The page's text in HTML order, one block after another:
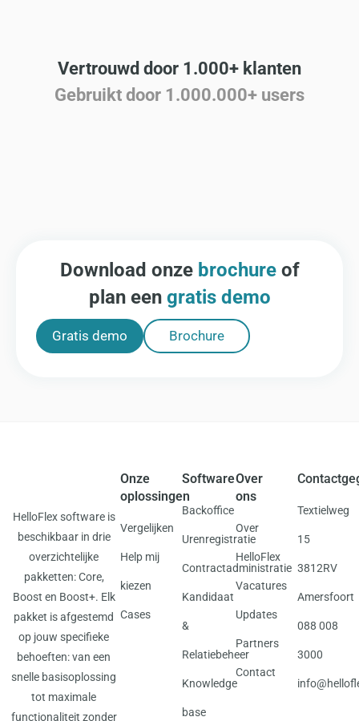
Vertrouwd door 1.000+ klanten
Gebruikt door 1.000.000+ users
Download onze brochureof
plan een gratis demo
Gratis demo Brochure
HelloFlex software is
beschikbaar in drie
overzichtelijke
pakketten:Core,
Boost en Boost+. Elk
pakket is afgestemd
op jouw specifieke
behoeften: van een
snelle basisoplossing
tot maximale
functionaliteit zonder
Onze
oplossingen
Vergelijken
Help mij
kiezen
Cases
Software
Backoffice
Urenregistratie
Contractadministratie
Kandidaat
&
Relatiebeheer
Knowledge
base
Over
ons
Over
HelloFlex
Vacatures
Updates
Partners
Contact
Textielweg
15
3812RV
Amersfoort
088 008
3000